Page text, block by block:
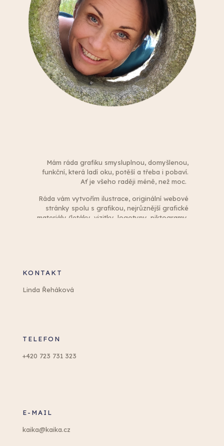
Mám ráda grafiku smysluplnou, domyšlenou,
funkční, která ladí oku, potěší a třeba i pobaví.
Ať je všeho raději méně, než moc.
Ráda vám vytvořím ilustrace, originální webové
stránky spolu s grafikou, nejrůznější grafické
materiály (letáky, vizitky, logotypy, piktogramy,
KONTAKT
Linda Řeháková
TELEFON
+420 723 731 323
E-MAIL
kaika@kaika.cz